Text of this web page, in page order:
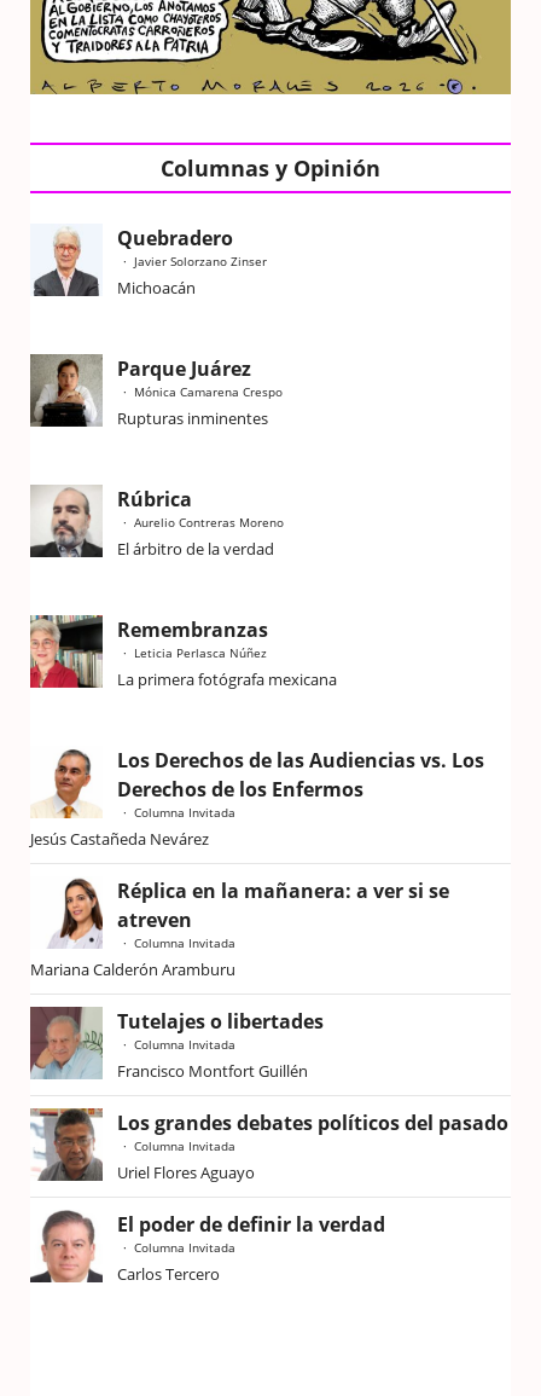
Columnas y Opinión
Quebradero
Javier Solorzano Zinser
Michoacán
Parque Juárez
Mónica Camarena Crespo
Rupturas inminentes
Rúbrica
Aurelio Contreras Moreno
El árbitro de la verdad
Remembranzas
Leticia Perlasca Núñez
La primera fotógrafa mexicana
Los Derechos de las Audiencias vs. Los
Derechos de los Enfermos
Columna Invitada
Jesús Castañeda Nevárez
Réplica en la mañanera: a ver si se
atreven
Columna Invitada
Mariana Calderón Aramburu
Tutelajes o libertades
Columna Invitada
Francisco Montfort Guillén
Los grandes debates políticos del pasado
Columna Invitada
Uriel Flores Aguayo
El poder de definir la verdad
Columna Invitada
Carlos Tercero